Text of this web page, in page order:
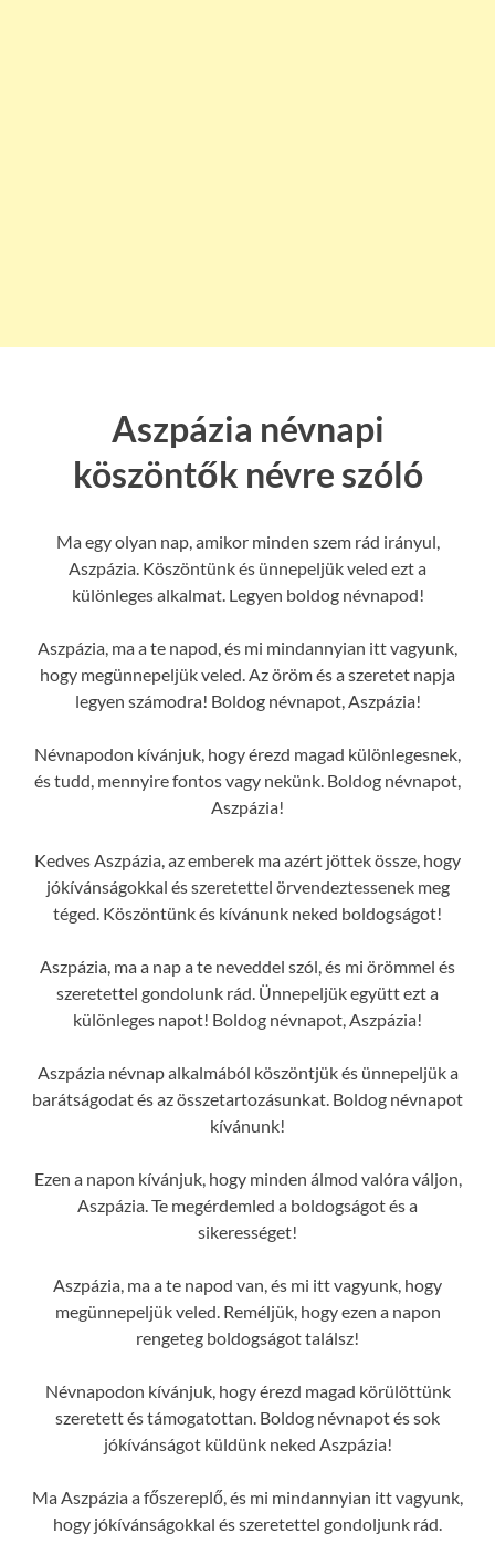
Aszpázia névnapi
köszöntők névre szóló
Ma egy olyan nap, amikor minden szem rád irányul,
Aszpázia. Köszöntünk és ünnepeljük veled ezt a
különleges alkalmat. Legyen boldog névnapod!
Aszpázia, ma a te napod, és mi mindannyian itt vagyunk,
hogy megünnepeljük veled. Az öröm és a szeretet napja
legyen számodra! Boldog névnapot, Aszpázia!
Névnapodon kívánjuk, hogy érezd magad különlegesnek,
és tudd, mennyire fontos vagy nekünk. Boldog névnapot,
Aszpázia!
Kedves Aszpázia, az emberek ma azért jöttek össze, hogy
jókívánságokkal és szeretettel örvendeztessenek meg
téged. Köszöntünk és kívánunk neked boldogságot!
Aszpázia, ma a nap a te neveddel szól, és mi örömmel és
szeretettel gondolunk rád. Ünnepeljük együtt ezt a
különleges napot! Boldog névnapot, Aszpázia!
Aszpázia névnap alkalmából köszöntjük és ünnepeljük a
barátságodat és az összetartozásunkat. Boldog névnapot
kívánunk!
Ezen a napon kívánjuk, hogy minden álmod valóra váljon,
Aszpázia. Te megérdemled a boldogságot és a
sikerességet!
Aszpázia, ma a te napod van, és mi itt vagyunk, hogy
megünnepeljük veled. Reméljük, hogy ezen a napon
rengeteg boldogságot találsz!
Névnapodon kívánjuk, hogy érezd magad körülöttünk
szeretett és támogatottan. Boldog névnapot és sok
jókívánságot küldünk neked Aszpázia!
Ma Aszpázia a főszereplő, és mi mindannyian itt vagyunk,
hogy jókívánságokkal és szeretettel gondoljunk rád.